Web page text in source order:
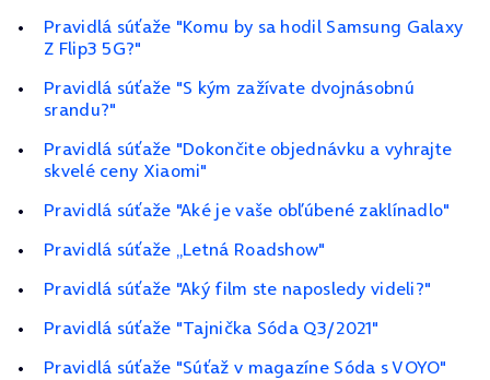
Pravidlá súťaže "Komu by sa hodil Samsung Galaxy
Z Flip3 5G?"
Pravidlá súťaže "S kým zažívate dvojnásobnú
srandu?"
Pravidlá súťaže "Dokončite objednávku a vyhrajte
skvelé ceny Xiaomi"
Pravidlá súťaže "Aké je vaše obľúbené zaklínadlo"
Pravidlá súťaže „Letná Roadshow"
Pravidlá súťaže "Aký film ste naposledy videli?"
Pravidlá súťaže "Tajnička Sóda Q3/2021"
Pravidlá súťaže "Súťaž v magazíne Sóda s VOYO"